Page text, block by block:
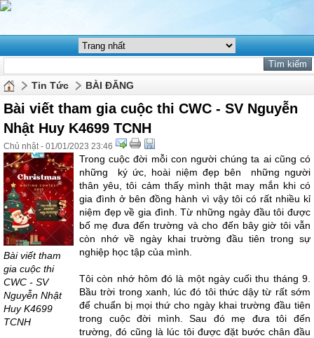
Tin Tức BÀI ĐĂNG
Bài viết tham gia cuộc thi CWC - SV Nguyễn
Nhật Huy K4699 TCNH
Chủ nhật - 01/01/2023 23:46
Bài viết tham
gia cuộc thi
CWC - SV
Nguyễn Nhật
Huy K4699
TCNH
Trong cuộc đời mỗi con người chúng ta ai cũng có
những ký ức, hoài niệm đẹp bên những người
thân yêu, tôi cảm thấy mình thật may mắn khi có
gia đình ở bên đồng hành vì vậy tôi có rất nhiều kỉ
niệm đẹp về gia đình. Từ những ngày đầu tôi được
bố mẹ đưa đến trường và cho đến bây giờ tôi vẫn
còn nhớ về ngày khai trường đầu tiên trong sự
nghiệp học tập của mình.
Tôi còn nhớ hôm đó là một ngày cuối thu tháng 9.
Bầu trời trong xanh, lúc đó tôi thức dậy từ rất sớm
để chuẩn bị mọi thứ cho ngày khai trường đầu tiên
trong cuộc đời mình. Sau đó mẹ đưa tôi đến
trường, đó cũng là lúc tôi được đặt bước chân đầu